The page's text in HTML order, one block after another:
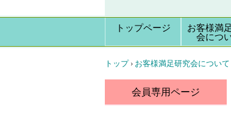
トップページ
お客様満
会につ
トップ › お客様満足研究会について
会員専用ページ